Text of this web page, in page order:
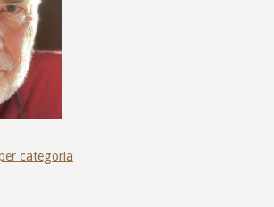
categoria